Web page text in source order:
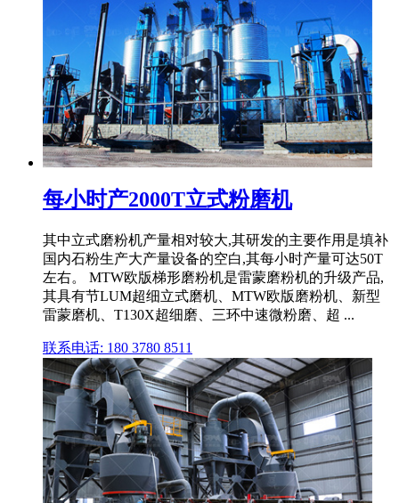
每小时产2000T立式粉磨机
其中立式磨粉机产量相对较大,其研发的主要作用是填补
国内石粉生产大产量设备的空白,其每小时产量可达50T
左右。 MTW欧版梯形磨粉机是雷蒙磨粉机的升级产品,
其具有节LUM超细立式磨机、MTW欧版磨粉机、新型
雷蒙磨机、T130X超细磨、三环中速微粉磨、超 ...
联系电话: 180 3780 8511